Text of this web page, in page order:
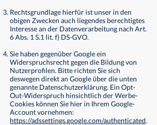
Rechtsgrundlage hierfür ist unser in den
obigen Zwecken auch liegendes berechtigtes
Interesse an der Datenverarbeitung nach Art.
6 Abs. 1 S.1 lit. f) DS-GVO.
Sie haben gegenüber Google ein
Widerspruchsrecht gegen die Bildung von
Nutzerprofilen. Bitte richten Sie sich
deswegen direkt an Google über die unten
genannte Datenschutzerklärung. Ein Opt-
Out-Widerspruch hinsichtlich der Werbe-
Cookies können Sie hier in Ihrem Google-
Account vornehmen:
https://adssettings.google.com/authenticated.